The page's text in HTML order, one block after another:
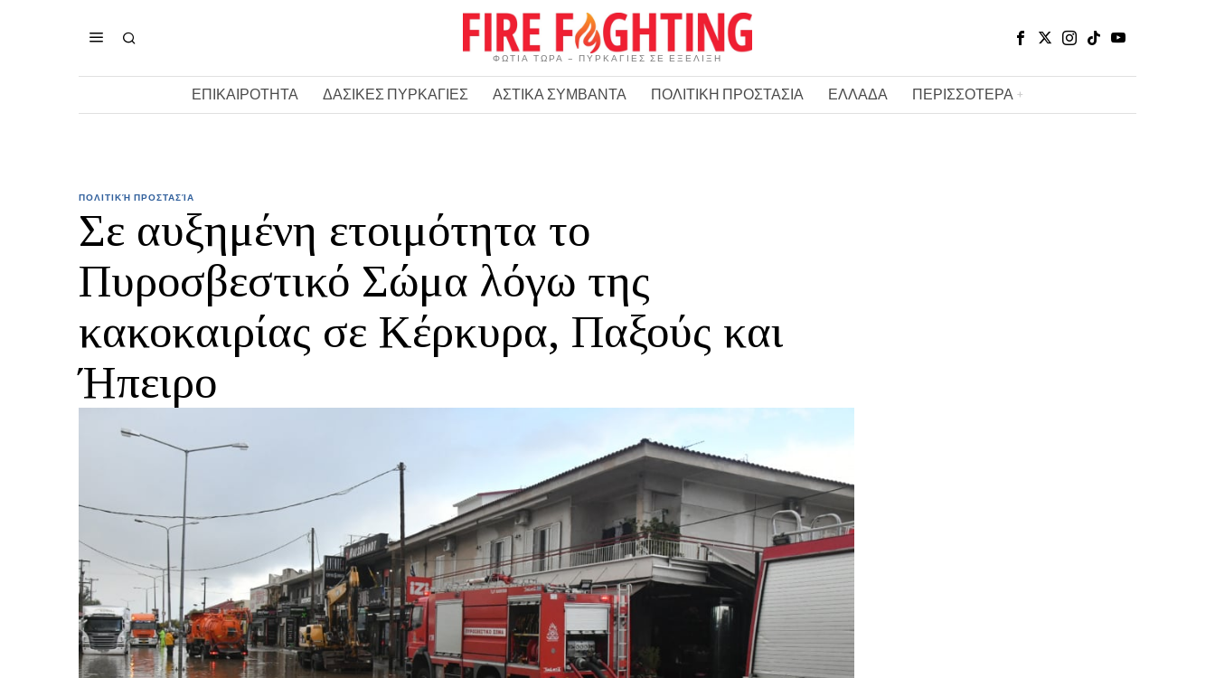
ΦΩΤΙΑ ΤΩΡΑ – ΠΥΡΚΑΓΙΕΣ ΣΕ ΕΞΕΛΙΞΗ
ΕΠΙΚΑΙΡΟΤΗΤΑ ΔΑΣΙΚΕΣ ΠΥΡΚΑΓΙΕΣ ΑΣΤΙΚΑ ΣΥΜΒΑΝΤΑ ΠΟΛΙΤΙΚΗ ΠΡΟΣΤΑΣΙΑ ΕΛΛΑΔΑ ΠΕΡΙΣΣΟΤΕΡΑ
ΠΟΛΙΤΙΚΉ ΠΡΟΣΤΑΣΊΑ
Σε αυξημένη ετοιμότητα το
Πυροσβεστικό Σώμα λόγω της
κακοκαιρίας σε Κέρκυρα, Παξούς και
Ήπειρο